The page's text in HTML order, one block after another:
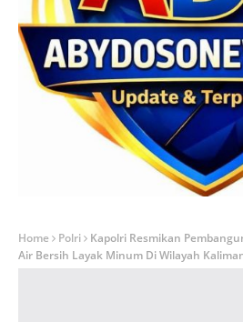
Home Polri
Kapolri Resmikan
Air Bersih Layak Minum Di Wilayah